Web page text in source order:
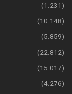
(1.231)
(10.148)
(5.859)
(22.812)
(15.017)
(4.276)